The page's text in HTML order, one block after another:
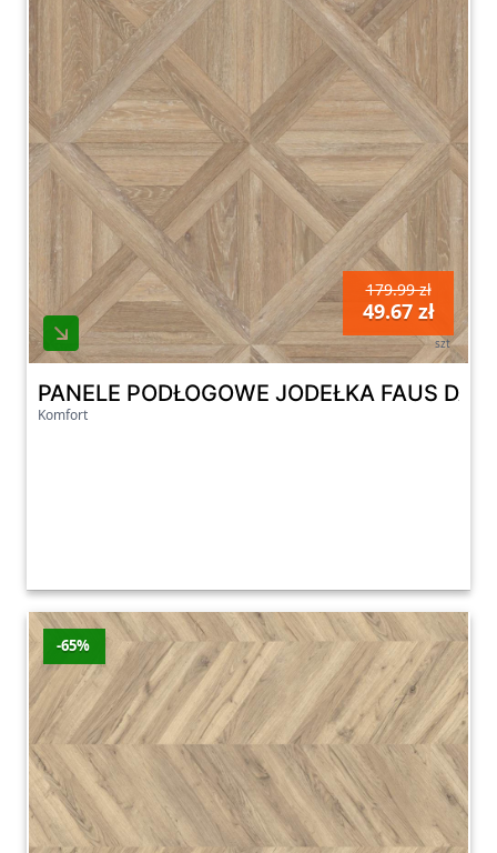
179.99 zł
49.67 zł
szt
PANELE PODŁOGOWE JODEŁKA FAUS
Komfort
-65%